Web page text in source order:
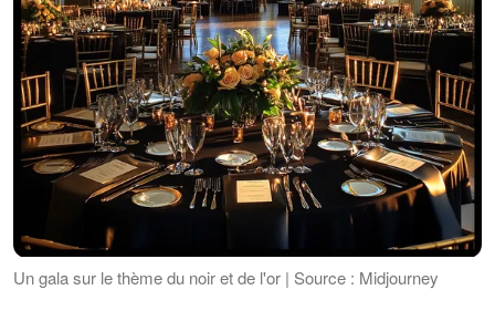
Un gala sur le thème du noir et de l'or | Source : Midjourney